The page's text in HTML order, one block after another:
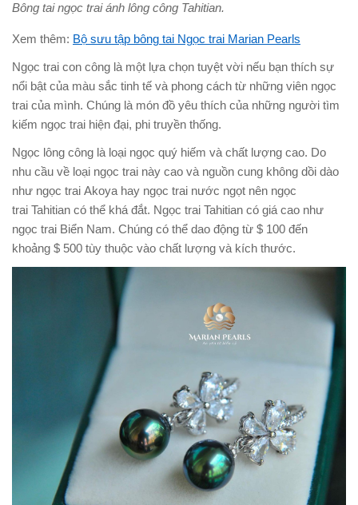
Bông tai ngọc trai ánh lông công Tahitian.
Xem thêm: Bộ sưu tập bông tai Ngọc trai Marian Pearls
Ngọc trai con công là một lựa chọn tuyệt vời nếu bạn thích sự
nổi bật của màu sắc tinh tế và phong cách từ những viên ngọc
trai của mình. Chúng là món đồ yêu thích của những người tìm
kiếm ngọc trai hiện đại, phi truyền thống.
Ngọc lông công là loại ngọc quý hiếm và chất lượng cao. Do
nhu cầu về loại ngọc trai này cao và nguồn cung không dồi dào
như ngọc trai Akoya hay ngọc trai nước ngọt nên ngọc
trai Tahitian có thể khá đắt. Ngọc trai Tahitian có giá cao như
ngọc trai Biển Nam. Chúng có thể dao động từ $ 100 đến
khoảng $ 500 tùy thuộc vào chất lượng và kích thước.